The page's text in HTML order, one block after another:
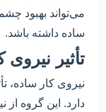
می‌تواند بهبود
ساده داشته باشد.
تأثیر
نیروی کار ساده،
دارد. این گروه از